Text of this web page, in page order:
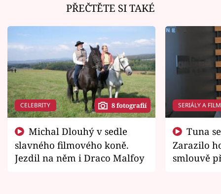
PŘEČTĚTE SI TAKÉ
CELEBRITY 8 fotografií
slavného filmového koně.
Jezdil na něm i Draco Malfoy
SERIÁLY A
Zarazilo
smlouvě